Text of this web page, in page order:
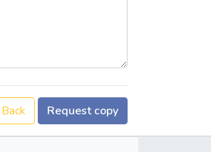
Back Request copy